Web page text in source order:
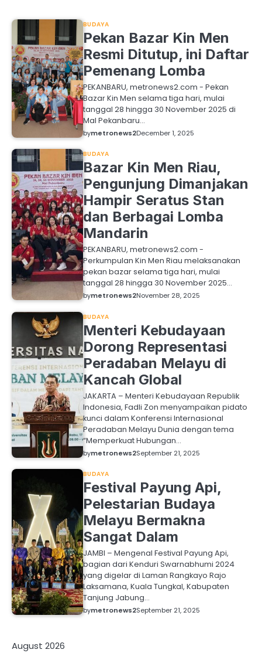
BUDAYA
Pekan Bazar Kin Men
Resmi Ditutup, ini Daftar
Pemenang Lomba
PEKANBARU, metronews2.com - Pekan
Bazar Kin Men selama tiga hari, mulai
tanggal 28 hingga 30 November 2025 di
Mal Pekanbaru…
bymetronews2December 1, 2025
BUDAYA
Bazar Kin Men Riau,
Pengunjung Dimanjakan
Hampir Seratus Stan
dan Berbagai Lomba
Mandarin
PEKANBARU, metronews2.com -
Perkumpulan Kin Men Riau melaksanakan
pekan bazar selama tiga hari, mulai
tanggal 28 hingga 30 November 2025…
bymetronews2November 28, 2025
BUDAYA
Menteri Kebudayaan
Dorong Representasi
Peradaban Melayu di
Kancah Global
JAKARTA – Menteri Kebudayaan Republik
Indonesia, Fadli Zon menyampaikan pidato
kunci dalam Konferensi Internasional
Peradaban Melayu Dunia dengan tema
“Memperkuat Hubungan…
bymetronews2September 21, 2025
BUDAYA
Festival Payung Api,
Pelestarian Budaya
Melayu Bermakna
Sangat Dalam
JAMBI – Mengenal Festival Payung Api,
bagian dari Kenduri Swarnabhumi 2024
yang digelar di Laman Rangkayo Rajo
Laksamana, Kuala Tungkal, Kabupaten
Tanjung Jabung…
bymetronews2September 21, 2025
August 2026